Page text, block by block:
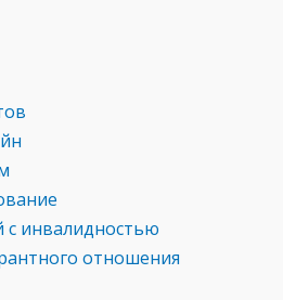
инвалидностью
отношения